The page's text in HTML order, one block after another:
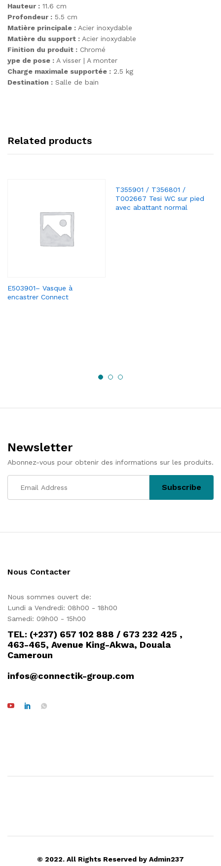
Hauteur : 11.6 cm
Profondeur : 5.5 cm
Matière principale : Acier inoxydable
Matière du support : Acier inoxydable
Finition du produit : Chromé
ype de pose : A visser | A monter
Charge maximale supportée : 2.5 kg
Destination : Salle de bain
Related products
E503901– Vasque à
encastrer Connect
T355901 / T356801 /
T002667 Tesi WC sur pied
avec abattant normal
Newsletter
Abonnez-vous pour obtenir des informations sur les produits.
Nous Contacter
Nous sommes ouvert de:
Lundi a Vendredi: 08h00 - 18h00
Samedi: 09h00 - 15h00
TEL: (+237) 657 102 888 / 673 232 425 ,
463-465, Avenue King-Akwa, Douala
Cameroun
infos@connectik-group.com
© 2022. All Rights Reserved by Admin237